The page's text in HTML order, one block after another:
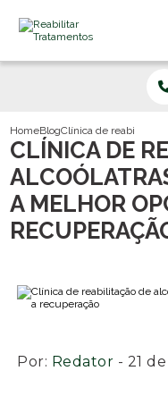
HomeBlogClínica de
CLÍNICA DE
A MELHOR
Por: Redator - 21